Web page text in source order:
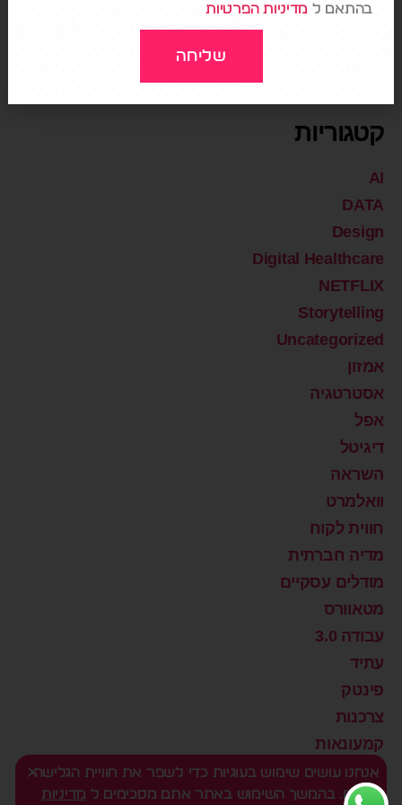
קטגוריות
AI
DATA
Design
Digital Healthcare
NETFLIX
Storytelling
Uncategorized
אמזון
אסטרטגיה
אפל
דיגיטל
השראה
וואלמרט
חווית לקוח
מדיה חברתית
מודלים עסקיים
מטאוורס
עבודה 3.0
עתיד
פינטק
צרכנות
קמעונאות
רוצים שינוי?
שיווק דיגיטלי
אנחנו עושים שימוש בעוגיות כדי לשפר את חוויית הגלישה
שלכם. בהמשך השימוש באתר אתם מסכימים ל מדיניות
בהתאם ל מדיניות הפרטיות
שליחה